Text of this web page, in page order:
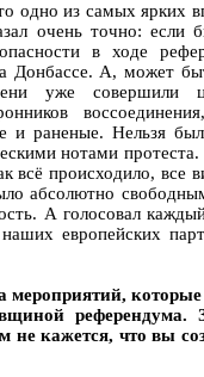
одно из самых ярких
очень точно: если
в ходе
А, может
уже совершили
и раненые. Нельзя
нотами
всё происходило, все
абсолютно
А голосовал
наших европейских
мероприятий,
референдума.
кажется, что вы